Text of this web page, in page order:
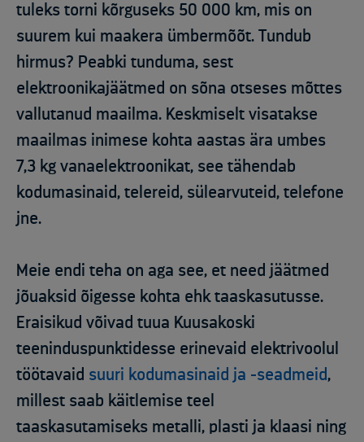
tuleks torni kõrguseks 50 000 km, mis on
suurem kui maakera ümbermõõt. Tundub
hirmus? Peabki tunduma, sest
elektroonikajäätmed on sõna otseses mõttes
vallutanud maailma. Keskmiselt visatakse
maailmas inimese kohta aastas ära umbes
7,3 kg vanaelektroonikat, see tähendab
kodumasinaid, telereid, sülearvuteid, telefone
jne.
Meie endi teha on aga see, et need jäätmed
jõuaksid õigesse kohta ehk taaskasutusse.
Eraisikud võivad tuua Kuusakoski
teeninduspunktidesse erinevaid elektrivoolul
töötavaid suuri kodumasinaid ja -seadmeid,
millest saab käitlemise teel
taaskasutamiseks metalli, plasti ja klaasi ning